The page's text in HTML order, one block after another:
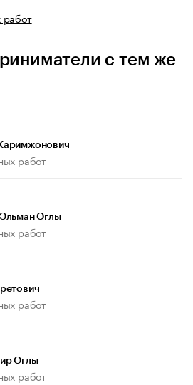
работ
с тем же
работ
Оглы
работ
работ
Оглы
работ